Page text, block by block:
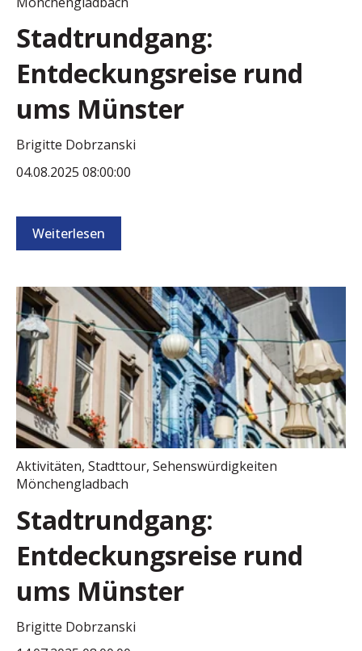
Stadtrundgang:
Entdeckungsreise rund
ums Münster
Brigitte Dobrzanski
04.08.2025 08:00:00
Weiterlesen
Aktivitäten, Stadttour, Sehenswürdigkeiten
Mönchengladbach
Stadtrundgang:
Entdeckungsreise rund
ums Münster
Brigitte Dobrzanski